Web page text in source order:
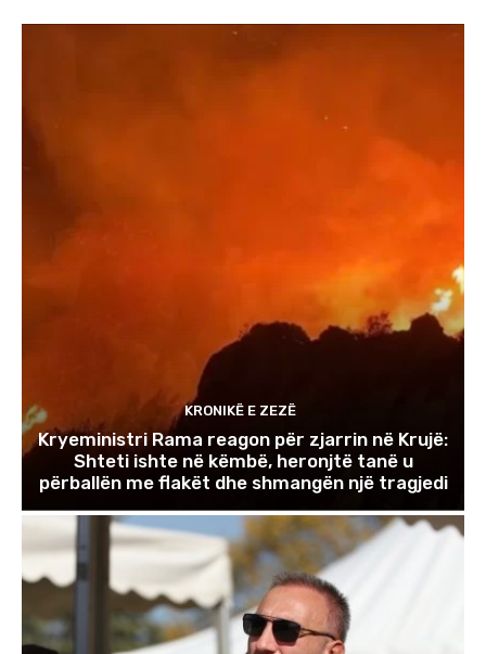
KRONIKË E ZEZË
Kryeministri Rama reagon për zjarrin në Krujë:
Shteti ishte në këmbë, heronjtë tanë u
përballën me flakët dhe shmangën një tragjedi